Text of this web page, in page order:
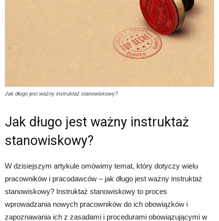
Jak długo jest ważny instruktaż stanowiskowy?
Jak długo jest ważny instruktaż
stanowiskowy?
W dzisiejszym artykule omówimy temat, który dotyczy wielu
pracowników i pracodawców – jak długo jest ważny instruktaż
stanowiskowy? Instruktaż stanowiskowy to proces
wprowadzania nowych pracowników do ich obowiązków i
zapoznawania ich z zasadami i procedurami obowiązującymi w